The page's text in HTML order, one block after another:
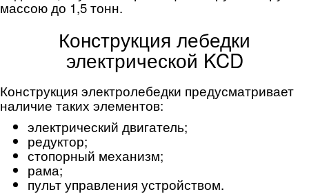
массою до 1,5 тонн.
Конструкция лебедки
электрической KCD
Конструкция электролебедки предусматривает
наличие таких элементов:
электрический двигатель;
редуктор;
стопорный механизм;
рама;
пульт управления устройством.